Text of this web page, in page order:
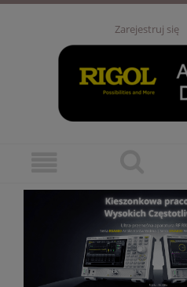
Zarejestruj się